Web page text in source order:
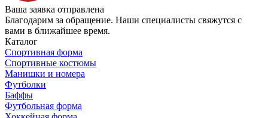
Ваша заявка отправлена
Благодарим за обращение. Наши специалисты свяжутся с
вами в ближайшее время.
Каталог
Спортивная форма
Спортивные костюмы
Манишки и номера
Футболки
Баффы
Футбольная форма